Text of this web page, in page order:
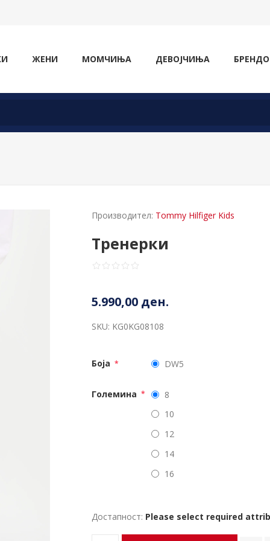
ЖЕНИ МОМЧИЊА ДЕВОЈЧИЊА
Производител: Tommy Hilfiger Kids
Тренерки
5.990,00 ден.
SKU: KG0KG08108
Боја * DW5
Големина *
8
10
12
14
16
Достапност: Please select required